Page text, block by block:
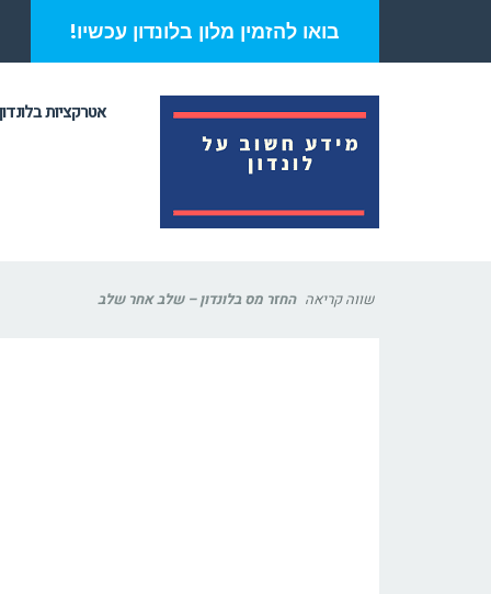
בואו להזמין מלון בלונדון עכשיו!
אטרקציות בלונדון
שווה קריאה החזר מס בלונדון – שלב אחר שלב